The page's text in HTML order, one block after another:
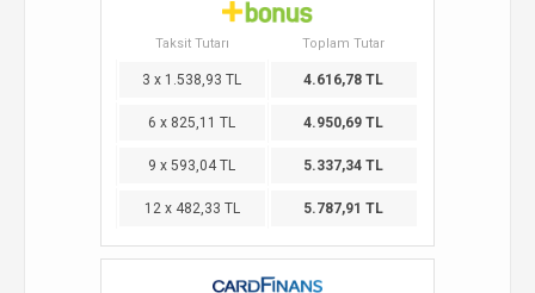
Taksit Tutarı Toplam Tutar
3 x 1.538,93 TL 4.616,78 TL
6 x 825,11 TL 4.950,69 TL
9 x 593,04 TL 5.337,34 TL
12 x 482,33 TL 5.787,91 TL